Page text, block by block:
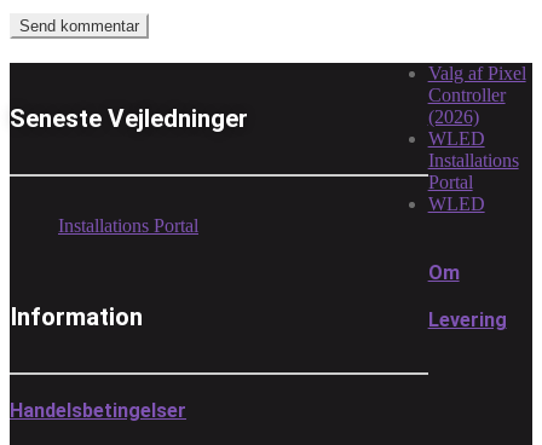
Seneste Vejledninger
Valg af Pixel
Controller
(2026)
WLED
Installations
Portal
WLED
Installations Portal
Information
Om
Levering
Handelsbetingelser